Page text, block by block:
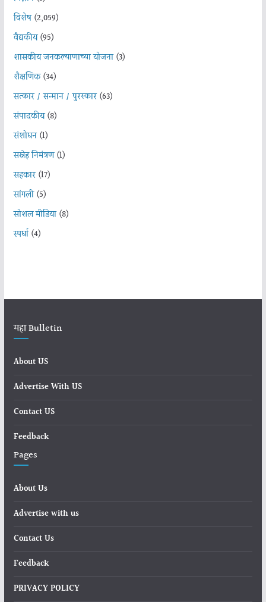
विशेष(2,059)
वैद्यकीय(95)
शासकीय जनकल्याणाच्या योजना(3)
शैक्षणिक(34)
सत्कार / सन्मान / पुरस्कार(63)
संपादकीय(8)
संशोधन(1)
सस्नेह निमंत्रण(1)
सहकार(17)
सांगली(5)
सोशल मीडिया(8)
स्पर्धा(4)
महा Bulletin
About US
Advertise With US
Contact US
Feedback
Pages
About Us
Advertise with us
Contact Us
Feedback
PRIVACY POLICY